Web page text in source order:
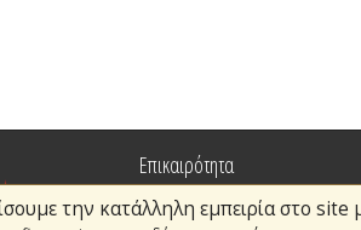
την κατάλληλη εμπειρία στο
Επικαιρότητα
Πυρασφάλεια